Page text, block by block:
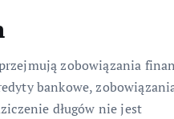
zobowiązania
bankowe,
długów nie jest